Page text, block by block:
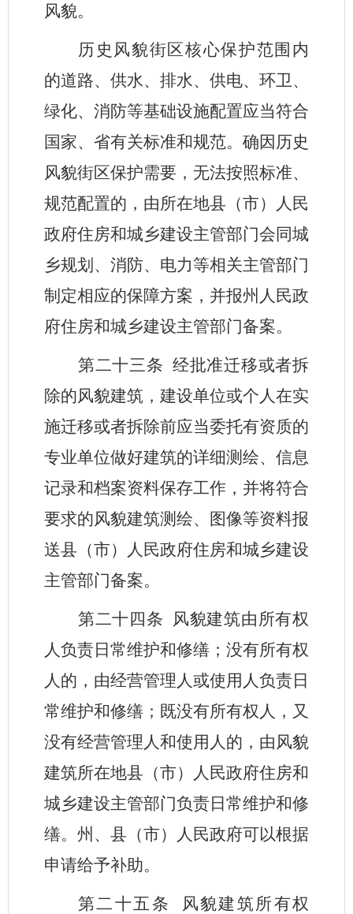
风貌。
历史风貌街区核心保护范围内
的道路、供水、排水、供电、环卫、
绿化、消防等基础设施配置应当符合
国家、省有关标准和规范。确因历史
风貌街区保护需要，无法按照标准、
规范配置的，由所在地县（市）人民
政府住房和城乡建设主管部门会同城
乡规划、消防、电力等相关主管部门
制定相应的保障方案，并报州人民政
府住房和城乡建设主管部门备案。
第二十三条 经批准迁移或者拆
除的风貌建筑，建设单位或个人在实
施迁移或者拆除前应当委托有资质的
专业单位做好建筑的详细测绘、信息
记录和档案资料保存工作，并将符合
要求的风貌建筑测绘、图像等资料报
送县（市）人民政府住房和城乡建设
主管部门备案。
第二十四条
风貌建筑由所有权
人负责日常维护和修缮；没有所有权
人的，由经营管理人或使用人负责日
常维护和修缮；既没有所有权人，又
没有经营管理人和使用人的，由风貌
建筑所在地县（市）人民政府住房和
城乡建设主管部门负责日常维护和修
缮。州、县（市）人民政府可以根据
申请给予补助。
第二十五条
风貌建筑所有权